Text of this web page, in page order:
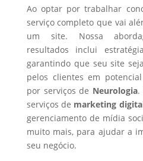
Ao optar por trabalhar
serviço completo que vai
um site. Nossa
resultados inclui
garantindo que seu site
pelos clientes em
por serviços de Neurologia.
serviços de marketing
gerenciamento de mídia
muito mais, para ajudar a
seu negócio.